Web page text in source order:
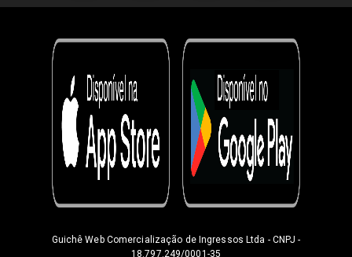
Guichê Web Comercialização de Ingressos Ltda - CNPJ -
18.797.249/0001-35